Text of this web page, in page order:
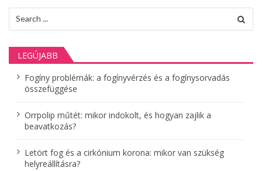
z
é
s
e
k
a
p
o
for:
LEGÚJABB
Fogíny problémák: a fogínyvérzés és a fogínysorvadás
összefüggése
Orrpolip műtét: mikor indokolt, és hogyan zajlik a
beavatkozás?
Letört fog és a cirkónium korona: mikor van szükség
helyreállításra?